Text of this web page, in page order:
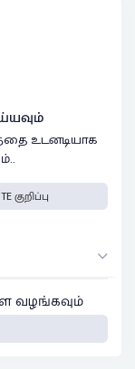
உடனடியாக
குறிப்பு
வழங்கவும்